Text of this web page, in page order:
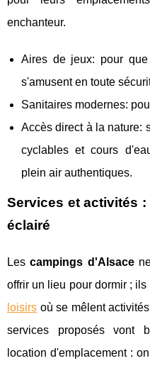
enchanteur.
Aires de jeux: pour
s'amusent en toute
Sanitaires modernes:
Accès direct à la nature:
cyclables et cours
plein air authentiques.
Services et activités
éclairé
Lescampings d'Alsacene
offrir un lieu pour dormir ;
loisirs où se mêlent
services proposés vont
location d'emplacement :